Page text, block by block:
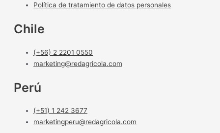
Política de tratamiento de datos personales
Chile
(+56) 2 2201 0550
marketing@redagricola.com
Perú
(+51) 1 242 3677
marketingperu@redagricola.com